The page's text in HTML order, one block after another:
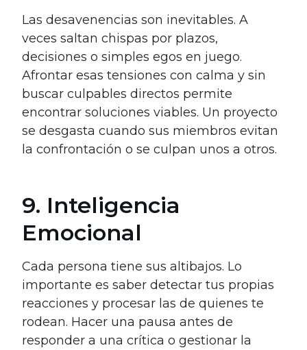
Las desavenencias son inevitables. A
veces saltan chispas por plazos,
decisiones o simples egos en juego.
Afrontar esas tensiones con calma y sin
buscar culpables directos permite
encontrar soluciones viables. Un proyecto
se desgasta cuando sus miembros evitan
la confrontación o se culpan unos a otros.
9. Inteligencia
Emocional
Cada persona tiene sus altibajos. Lo
importante es saber detectar tus propias
reacciones y procesar las de quienes te
rodean. Hacer una pausa antes de
responder a una crítica o gestionar la